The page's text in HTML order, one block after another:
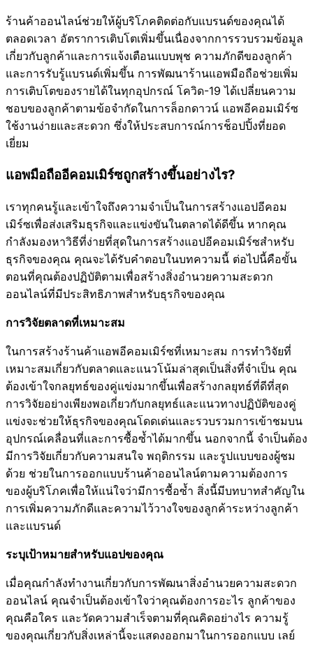
ร้านค้าออนไลน์ช่วยให้ผู้บริโภคติดต่อกับแบรนด์ของคุณได้
ตลอดเวลา อัตราการเติบโตเพิ่มขึ้นเนื่องจากการรวบรวมข้อมูล
เกี่ยวกับลูกค้าและการแจ้งเตือนแบบพุช ความภักดีของลูกค้า
และการรับรู้แบรนด์เพิ่มขึ้น การพัฒนาร้านแอพมือถือช่วยเพิ่ม
การเติบโตของรายได้ในทุกอุปกรณ์ โควิด-19 ได้เปลี่ยนความ
ชอบของลูกค้าตามข้อจำกัดในการล็อกดาวน์ แอพอีคอมเมิร์ซ
ใช้งานง่ายและสะดวก ซึ่งให้ประสบการณ์การช็อปปิ้งที่ยอด
เยี่ยม
แอพมือถืออีคอมเมิร์ซถูกสร้างขึ้นอย่างไร?
เราทุกคนรู้และเข้าใจถึงความจำเป็นในการสร้างแอปอีคอม
เมิร์ซเพื่อส่งเสริมธุรกิจและแข่งขันในตลาดได้ดีขึ้น หากคุณ
กำลังมองหาวิธีที่ง่ายที่สุดในการสร้างแอปอีคอมเมิร์ซสำหรับ
ธุรกิจของคุณ คุณจะได้รับคำตอบในบทความนี้ ต่อไปนี้คือขั้น
ตอนที่คุณต้องปฏิบัติตามเพื่อสร้างสิ่งอำนวยความสะดวก
ออนไลน์ที่มีประสิทธิภาพสำหรับธุรกิจของคุณ
การวิจัยตลาดที่เหมาะสม
ในการสร้างร้านค้าแอพอีคอมเมิร์ซที่เหมาะสม การทำวิจัยที่
เหมาะสมเกี่ยวกับตลาดและแนวโน้มล่าสุดเป็นสิ่งที่จำเป็น คุณ
ต้องเข้าใจกลยุทธ์ของคู่แข่งมากขึ้นเพื่อสร้างกลยุทธ์ที่ดีที่สุด
การวิจัยอย่างเพียงพอเกี่ยวกับกลยุทธ์และแนวทางปฏิบัติของคู่
แข่งจะช่วยให้ธุรกิจของคุณโดดเด่นและรวบรวมการเข้าชมบน
อุปกรณ์เคลื่อนที่และการซื้อซ้ำได้มากขึ้น นอกจากนี้ จำเป็นต้อง
มีการวิจัยเกี่ยวกับความสนใจ พฤติกรรม และรูปแบบของผู้ชม
ด้วย ช่วยในการออกแบบร้านค้าออนไลน์ตามความต้องการ
ของผู้บริโภคเพื่อให้แน่ใจว่ามีการซื้อซ้ำ สิ่งนี้มีบทบาทสำคัญใน
การเพิ่มความภักดีและความไว้วางใจของลูกค้าระหว่างลูกค้า
และแบรนด์
ระบุเป้าหมายสำหรับแอปของคุณ
เมื่อคุณกำลังทำงานเกี่ยวกับการพัฒนาสิ่งอำนวยความสะดวก
ออนไลน์ คุณจำเป็นต้องเข้าใจว่าคุณต้องการอะไร ลูกค้าของ
คุณคือใคร และวัดความสำเร็จตามที่คุณคิดอย่างไร ความรู้
ของคุณเกี่ยวกับสิ่งเหล่านี้จะแสดงออกมาในการออกแบบ เลย์